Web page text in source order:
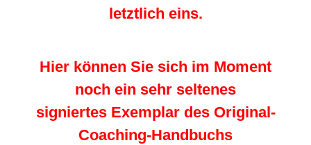
letztlich eins.
Hier können Sie sich im Moment
noch ein sehr seltenes
signiertes Exemplar des Original-
Coaching-Handbuchs